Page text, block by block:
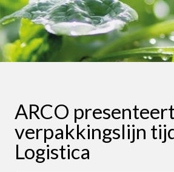
ARCO
verpakkingslijn
Logistica